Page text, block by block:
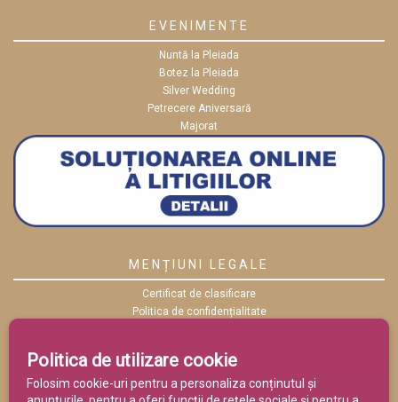
EVENIMENTE
Nuntă la Pleiada
Botez la Pleiada
Silver Wedding
Petrecere Aniversară
Majorat
MENȚIUNI LEGALE
Certificat de clasificare
Politica de confidențialitate
Termeni și condiții
Politica de utilizare cookie
Folosim cookie-uri pentru a personaliza conținutul și